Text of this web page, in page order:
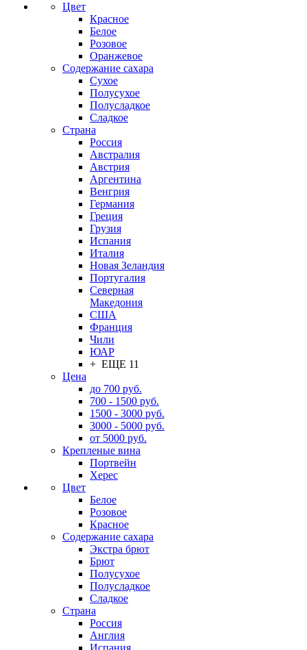
Цвет
Красное
Белое
Розовое
Оранжевое
Содержание сахара
Сухое
Полусухое
Полусладкое
Сладкое
Страна
Россия
Австралия
Австрия
Аргентина
Венгрия
Германия
Греция
Грузия
Испания
Италия
Новая Зеландия
Португалия
Северная
Македония
США
Франция
Чили
ЮАР
+ ЕЩЕ 11
Цена
до 700 руб.
700 - 1500 руб.
1500 - 3000 руб.
3000 - 5000 руб.
от 5000 руб.
Крепленые вина
Портвейн
Херес
Цвет
Белое
Розовое
Красное
Содержание сахара
Экстра брют
Брют
Полусухое
Полусладкое
Сладкое
Страна
Россия
Англия
Испания